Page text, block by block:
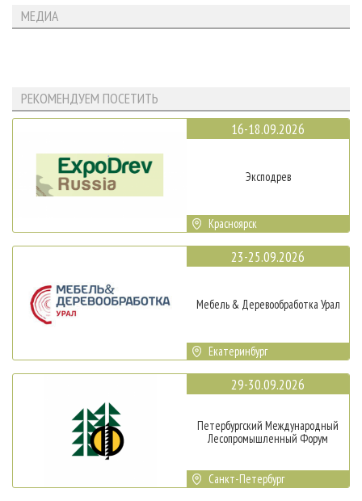
МЕДИА
РЕКОМЕНДУЕМ ПОСЕТИТЬ
16-18.09.2026
Эксподрев
Красноярск
23-25.09.2026
Мебель & Деревообработка Урал
Екатеринбург
29-30.09.2026
Петербургский Международный
Лесопромышленный Форум
Санкт-Петербург